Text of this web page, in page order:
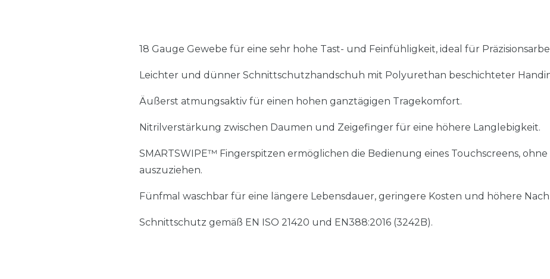
18 Gauge Gewebe für eine sehr hohe Tast- und Feinfühligkeit, ideal für
Leichter und dünner Schnittschutzhandschuh mit Polyurethan beschichteter
Äußerst atmungsaktiv für einen hohen ganztägigen Tragekomfort.
Nitrilverstärkung zwischen Daumen und Zeigefinger für eine höhere Langlebigkeit.
SMARTSWIPE™ Fingerspitzen ermöglichen die Bedienung eines Touchscreens,
auszuziehen.
Fünfmal waschbar für eine längere Lebensdauer, geringere Kosten und höhere
Schnittschutz gemäß EN ISO 21420 und EN388:2016 (3242B).